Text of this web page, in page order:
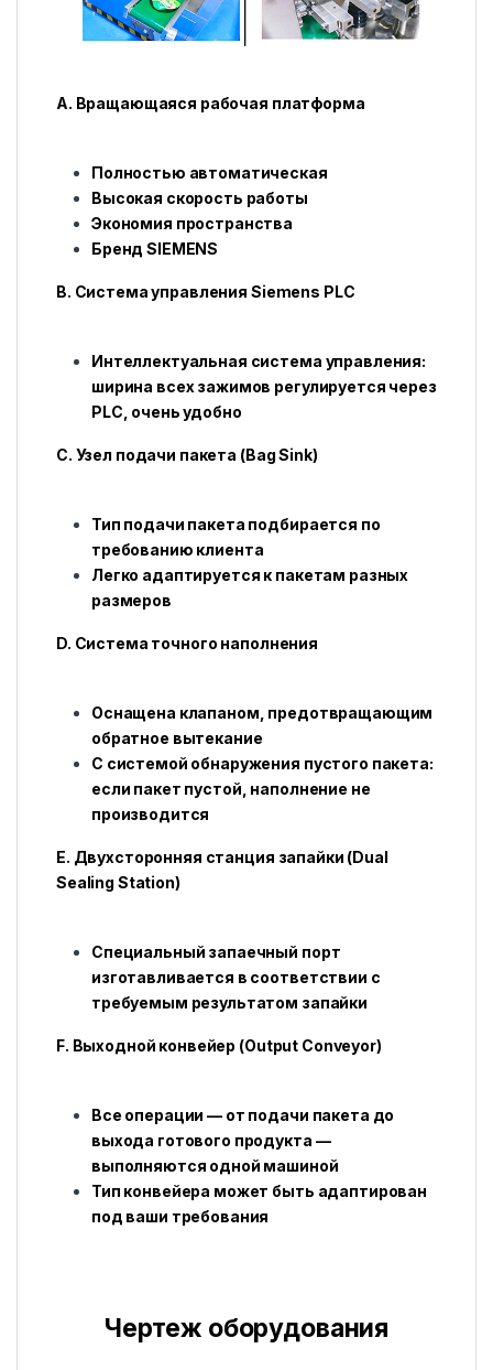
А. Вращающаяся рабочая платформа
Полностью автоматическая
Высокая скорость работы
Экономия пространства
Бренд SIEMENS
B. Система управления Siemens PLC
Интеллектуальная система управления:
ширина всех зажимов регулируется через
PLC, очень удобно
C. Узел подачи пакета (Bag Sink)
Тип подачи пакета подбирается по
требованию клиента
Легко адаптируется к пакетам разных
размеров
D. Система точного наполнения
Оснащена клапаном, предотвращающим
обратное вытекание
С системой обнаружения пустого пакета:
если пакет пустой, наполнение не
производится
E. Двухсторонняя станция запайки (Dual
Sealing Station)
Специальный запаечный порт
изготавливается в соответствии с
требуемым результатом запайки
F. Выходной конвейер (Output Conveyor)
Все операции — от подачи пакета до
выхода готового продукта —
выполняются одной машиной
Тип конвейера может быть адаптирован
под ваши требования
Чертеж оборудования